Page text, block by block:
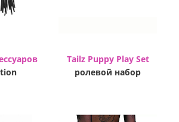
Tailz Puppy Play Set
ролевой набор